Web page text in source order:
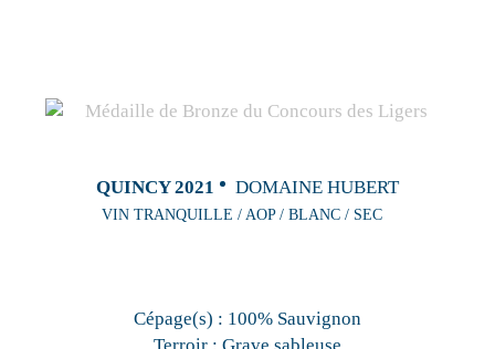
QUINCY 2021 DOMAINE HUBERT
VIN TRANQUILLE / AOP / BLANC / SEC
Cépage(s) : 100% Sauvignon